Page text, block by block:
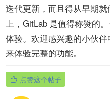
迭代更新，而且得从早期
上，GitLab 是值得称赞的
体验。欢迎感兴趣的小伙
来体验完整的功能。
 点赞这个帖子